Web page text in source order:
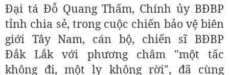
Đại tá Đỗ Quang Thấm, Chính ủy BĐBP
tỉnh chia sẻ, trong cuộc chiến bảo vệ biên
giới Tây Nam, cán bộ, chiến sĩ BĐBP
Đắk Lắk với phương châm "một tấc
không đi, một ly không rời", đã cùng